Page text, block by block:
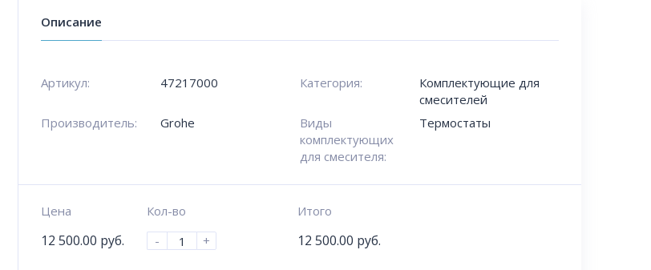
Описание
Артикул: 47217000 Категория:
Комплектующие для
смесителей
Производитель:
Grohe
Виды
комплектующих
для смесителя:
Термостаты
Цена
12 500.00 руб.
Кол-во
-
+
Итого
12 500.00 руб.